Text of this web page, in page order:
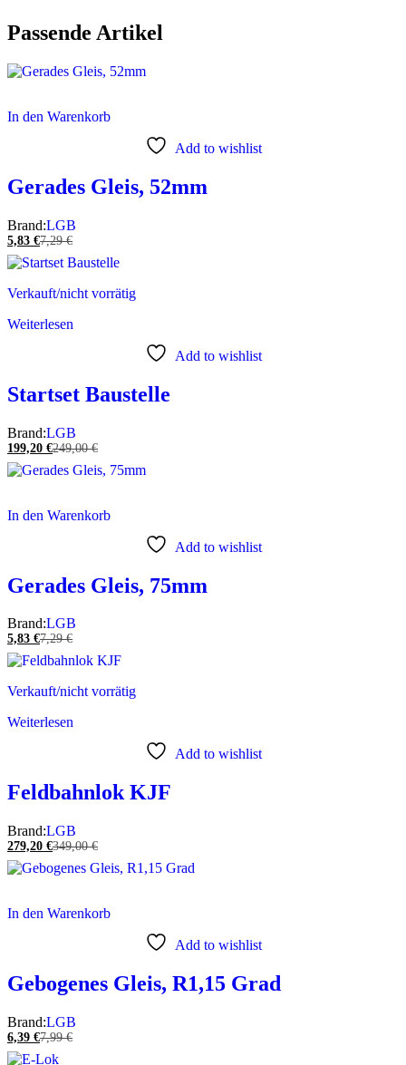
Passende Artikel
In den Warenkorb
Add to wishlist
Gerades Gleis, 52mm
Brand:LGB
5,83 €7,29€
Verkauft/nicht vorrätig
Weiterlesen
Add to wishlist
Startset Baustelle
Brand:LGB
199,20 €249,00€
In den Warenkorb
Add to wishlist
Gerades Gleis, 75mm
Brand:LGB
5,83 €7,29€
Verkauft/nicht vorrätig
Weiterlesen
Add to wishlist
Feldbahnlok KJF
Brand:LGB
279,20 €349,00€
In den Warenkorb
Add to wishlist
Gebogenes Gleis, R1,15 Grad
Brand:LGB
6,39 €7,99€